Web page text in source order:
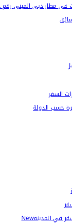
في مطار دبي المبنى رقم 2
السفر
حسب الدولة
في المدينةNew